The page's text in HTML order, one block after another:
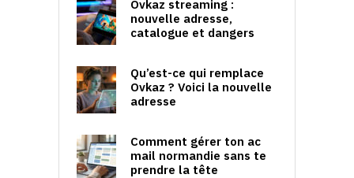
Ovkaz streaming :
nouvelle adresse,
catalogue et dangers
Qu’est-ce qui remplace
Ovkaz ? Voici la nouvelle
adresse
Comment gérer ton ac
mail normandie sans te
prendre la tête